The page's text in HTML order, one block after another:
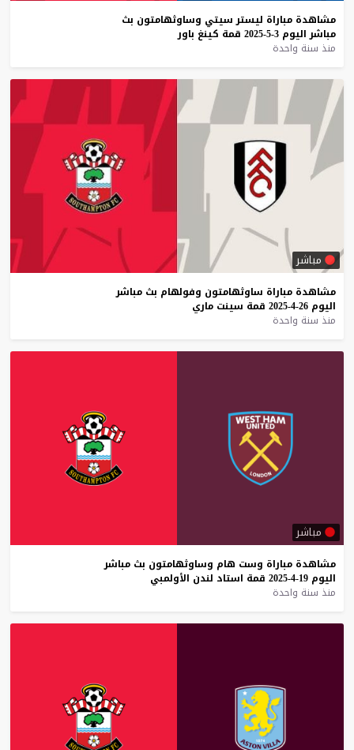
مشاهدة مباراة ليستر سيتي وساوثهامتون بث
مباشر اليوم 3-5-2025 قمة كينغ باور
منذ سنة واحدة
مباشر
مشاهدة مباراة ساوثهامتون وفولهام بث مباشر
اليوم 26-4-2025 قمة سينت ماري
منذ سنة واحدة
مباشر
مشاهدة مباراة وست هام وساوثهامتون بث مباشر
اليوم 19-4-2025 قمة استاد لندن الأولمبي
منذ سنة واحدة